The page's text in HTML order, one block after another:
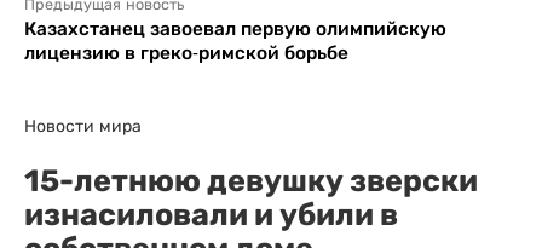
Предыдущая новость
Казахстанец завоевал первую олимпийскую
лицензию в греко-римской борьбе
Новости мира
15-летнюю девушку зверски
изнасиловали и убили в